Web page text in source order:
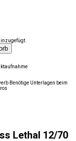
Benötige Unterlagen beim
Lethal 12/70